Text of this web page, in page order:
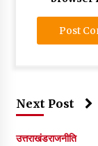
Next Post
उत्तराखंडराजनीति